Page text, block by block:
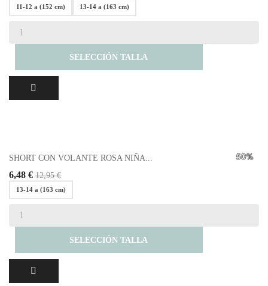
11-12 a (152 cm) 13-14 a (163 cm)
SELECCIÓN TALLA
SHORT CON VOLANTE ROSA NIÑA...
6,48 € 12,95 €
13-14 a (163 cm)
SELECCIÓN TALLA